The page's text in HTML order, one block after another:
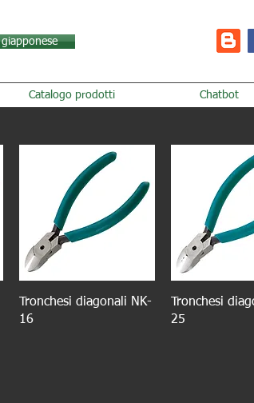
giapponese
Catalogo prodotti Chatbot
Tronchesi diagonali NK-
16
Tronchesi
25